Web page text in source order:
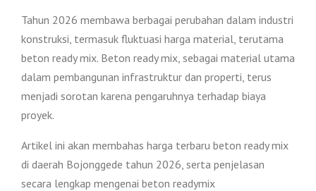
Tahun 2026 membawa berbagai perubahan dalam industri
konstruksi, termasuk fluktuasi harga material, terutama
beton ready mix. Beton ready mix, sebagai material utama
dalam pembangunan infrastruktur dan properti, terus
menjadi sorotan karena pengaruhnya terhadap biaya
proyek.
Artikel ini akan membahas harga terbaru beton ready mix
di daerah Bojonggede tahun 2026, serta penjelasan
secara lengkap mengenai beton readymix